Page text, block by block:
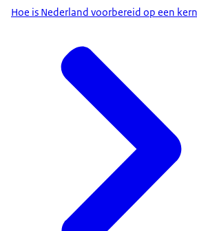
Hoe is Nederland voorbereid op een